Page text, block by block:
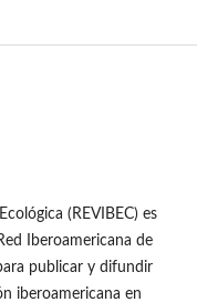
(REVIBEC) es
Iberoamericana de
publicar y difundir
iberoamericana en